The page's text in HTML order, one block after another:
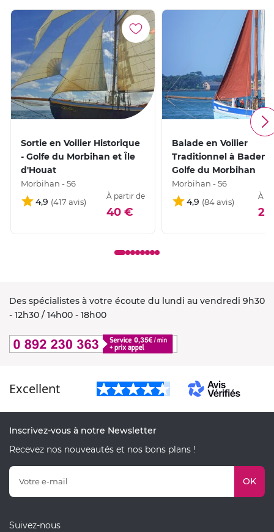
Sortie en Voilier Historique
- Golfe du Morbihan et Île
d'Houat
Morbihan - 56
4,9
À partir de
40 €
Balade en Voilier
Traditionnel à Baden -
Golfe du Morbihan
Morbihan - 56
4,9
À
Des spécialistes à votre écoute du lundi au vendredi 9h30
- 12h30 / 14h00 - 18h00
Excellent
Inscrivez-vous à notre Newsletter
Recevez nos nouveautés et nos bons plans !
OK
Suivez-nous